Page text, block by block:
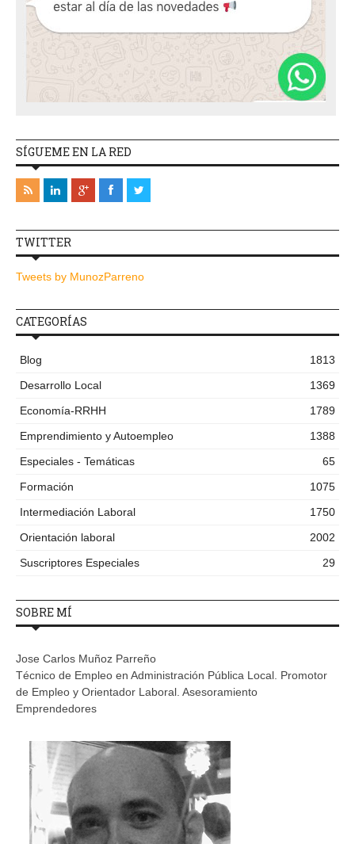
SÍGUEME EN LA RED
TWITTER
Tweets by MunozParreno
CATEGORÍAS
Blog
1813
Desarrollo Local
1369
Economía-RRHH
1789
Emprendimiento y Autoempleo
1388
Especiales - Temáticas
65
Formación
1075
Intermediación Laboral
1750
Orientación laboral
2002
Suscriptores Especiales
29
SOBRE MÍ
Jose Carlos Muñoz Parreño
Técnico de Empleo en Administración Pública Local. Promotor
de Empleo y Orientador Laboral. Asesoramiento
Emprendedores